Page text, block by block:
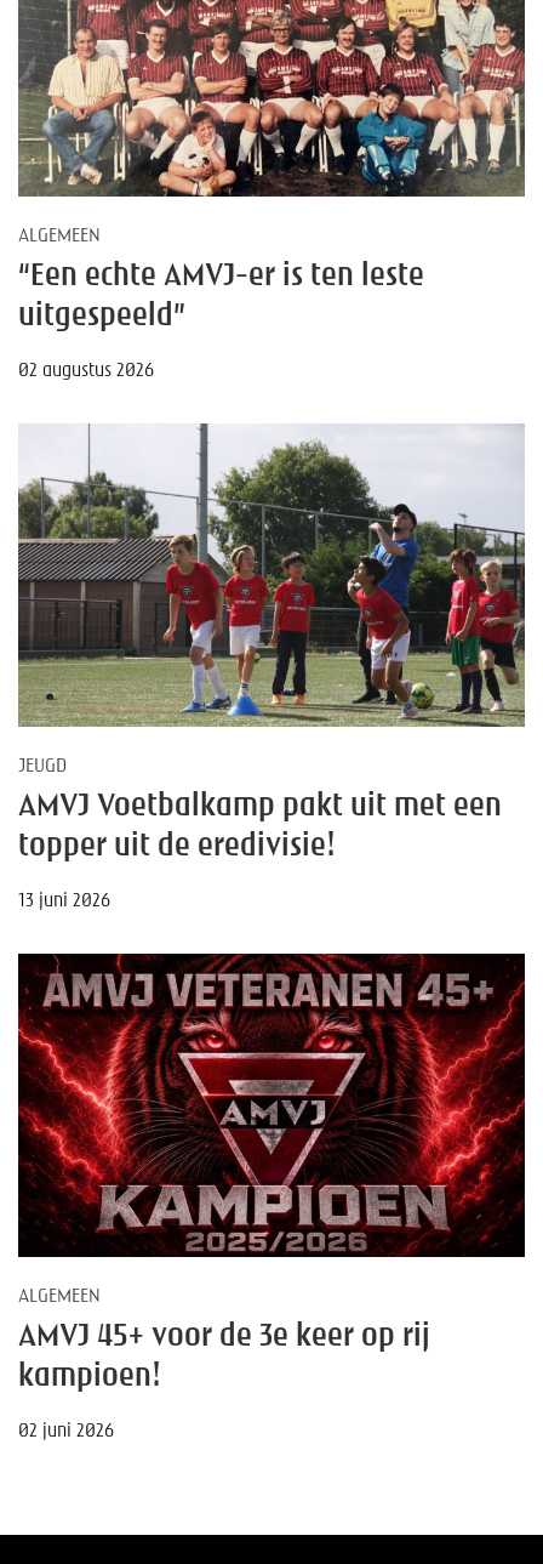
ALGEMEEN
“Een echte AMVJ-er is ten leste
uitgespeeld”
02 augustus 2026
JEUGD
AMVJ Voetbalkamp pakt uit met een
topper uit de eredivisie!
13 juni 2026
ALGEMEEN
AMVJ 45+ voor de 3e keer op rij
kampioen!
02 juni 2026